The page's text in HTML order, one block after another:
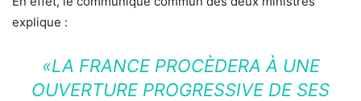
explique :
«LA FRANCE PROCÈDERA À UNE
OUVERTURE PROGRESSIVE DE SES